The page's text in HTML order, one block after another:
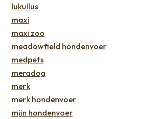
lukullus
maxi
maxi zoo
meadowfield hondenvoer
medpets
meradog
merk
merk hondenvoer
mijn hondenvoer